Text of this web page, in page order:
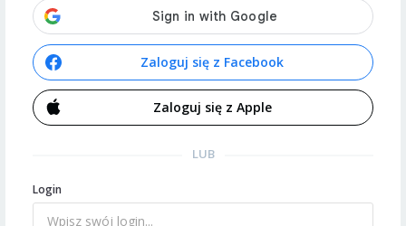
Zaloguj się z Facebook
Zaloguj się z Apple
LUB
Login